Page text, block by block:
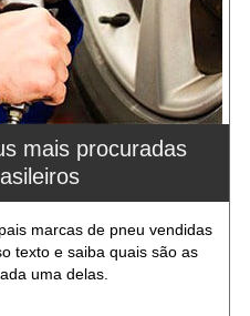
mais procuradas
marcas de pneu vendidas
texto e saiba quais são as
uma delas.